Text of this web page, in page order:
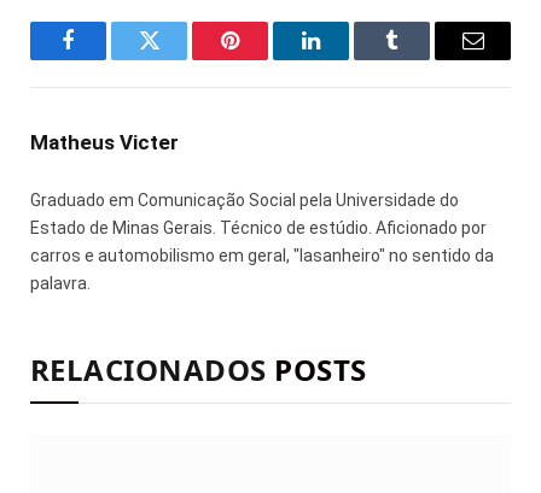
FacebookTwitter Pinterest LinkedInTumblr
E-
Matheus Victer
Graduado em Comunicação Social pela Universidade do
Estado de Minas Gerais. Técnico de estúdio. Aficionado por
carros e automobilismo em geral, "lasanheiro" no sentido da
palavra.
RELACIONADOS POSTS